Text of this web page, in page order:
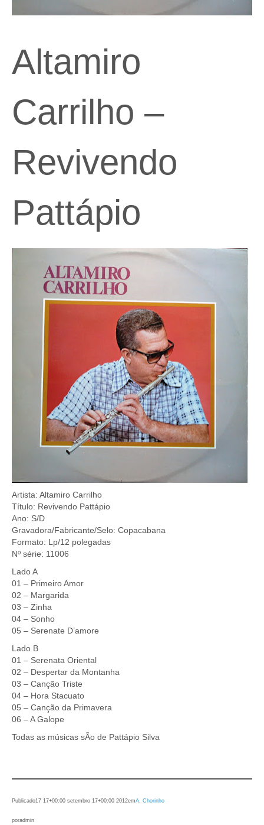
Altamiro
Carrilho –
Revivendo
Pattápio
Artista: Altamiro Carrilho
Título: Revivendo Pattápio
Ano: S/D
Gravadora/Fabricante/Selo: Copacabana
Formato: Lp/12 polegadas
Nº série: 11006
Lado A
01 – Primeiro Amor
02 – Margarida
03 – Zinha
04 – Sonho
05 – Serenate D’amore
Lado B
01 – Serenata Oriental
02 – Despertar da Montanha
03 – Canção Triste
04 – Hora Stacuato
05 – Canção da Primavera
06 – A Galope
Todas as músicas sÃo de Pattápio Silva
Publicado17 17+00:00 setembro 17+00:00 2012emA Chorinho
poradmin